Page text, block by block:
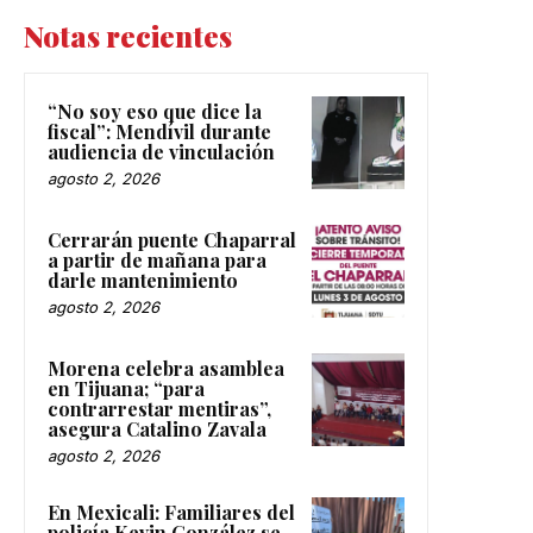
Notas recientes
“No soy eso que dice la
fiscal”: Mendívil durante
audiencia de vinculación
agosto 2, 2026
Cerrarán puente Chaparral
a partir de mañana para
darle mantenimiento
agosto 2, 2026
Morena celebra asamblea
en Tijuana; “para
contrarrestar mentiras”,
asegura Catalino Zavala
agosto 2, 2026
En Mexicali: Familiares del